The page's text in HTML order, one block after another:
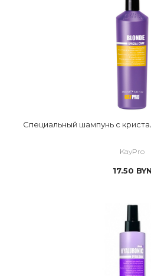
Специальный шампунь с
KayPro
17.50 BYN